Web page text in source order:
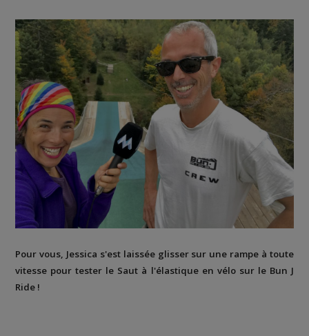
Pour vous, Jessica s'est laissée glisser sur une rampe à toute
vitesse pour tester le Saut à l'élastique en vélo sur le Bun J
Ride !